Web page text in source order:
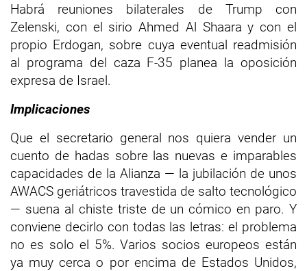
Habrá reuniones bilaterales de Trump con
Zelenski, con el sirio Ahmed Al Shaara y con el
propio Erdogan, sobre cuya eventual readmisión
al programa del caza F-35 planea la oposición
expresa de Israel.
Implicaciones
Que el secretario general nos quiera vender un
cuento de hadas sobre las nuevas e imparables
capacidades de la Alianza — la jubilación de unos
AWACS geriátricos travestida de salto tecnológico
— suena al chiste triste de un cómico en paro. Y
conviene decirlo con todas las letras: el problema
no es solo el 5%. Varios socios europeos están
ya muy cerca o por encima de Estados Unidos,